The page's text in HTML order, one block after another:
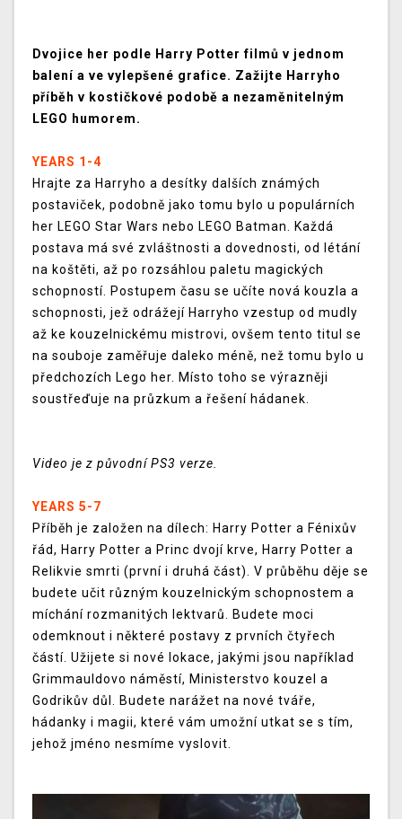
Dvojice her podle Harry Potter filmů v jednom
balení a ve vylepšené grafice. Zažijte Harryho
příběh v kostičkové podobě a nezaměnitelným
LEGO humorem.
YEARS 1-4
Hrajte za Harryho a desítky dalších známých
postaviček, podobně jako tomu bylo u populárních
her LEGO Star Wars nebo LEGO Batman. Každá
postava má své zvláštnosti a dovednosti, od létání
na koštěti, až po rozsáhlou paletu magických
schopností. Postupem času se učíte nová kouzla a
schopnosti, jež odrážejí Harryho vzestup od mudly
až ke kouzelnickému mistrovi, ovšem tento titul se
na souboje zaměřuje daleko méně, než tomu bylo u
předchozích Lego her. Místo toho se výrazněji
soustřeďuje na průzkum a řešení hádanek.
Video je z původní PS3 verze.
YEARS 5-7
Příběh je založen na dílech: Harry Potter a Fénixův
řád, Harry Potter a Princ dvojí krve, Harry Potter a
Relikvie smrti (první i druhá část). V průběhu děje se
budete učit různým kouzelnickým schopnostem a
míchání rozmanitých lektvarů. Budete moci
odemknout i některé postavy z prvních čtyřech
částí. Užijete si nové lokace, jakými jsou například
Grimmauldovo náměstí, Ministerstvo kouzel a
Godrikův důl. Budete narážet na nové tváře,
hádanky i magii, které vám umožní utkat se s tím,
jehož jméno nesmíme vyslovit.